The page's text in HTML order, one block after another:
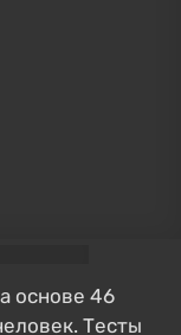
основе 46
Тесты